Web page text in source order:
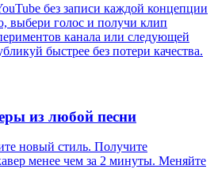
без записи каждой концепции
выбери голос и получи клип
канала или следующей
быстрее без потери качества.
из любой песни
новый стиль. Получите
менее чем за 2 минуты. Меняйте